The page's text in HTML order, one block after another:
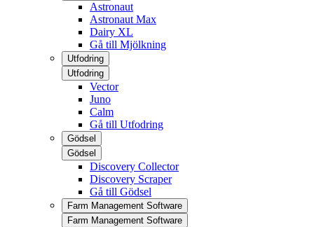
Astronaut
Astronaut Max
Dairy XL
Gå till Mjölkning
Utfodring
Utfodring
Vector
Juno
Calm
Gå till Utfodring
Gödsel
Gödsel
Discovery Collector
Discovery Scraper
Gå till Gödsel
Farm Management Software
Farm Management Software